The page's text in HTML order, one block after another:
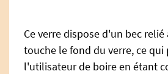
Ce verre dispose d'un bec
touche le fond du verre, ce qui
l'utilisateur de boire en étant